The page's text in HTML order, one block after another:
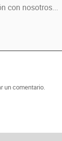
un comentario.